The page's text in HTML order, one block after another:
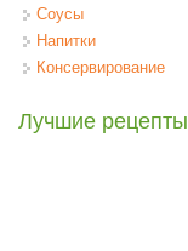
Соусы
Напитки
Консервирование
Лучшие рецепты